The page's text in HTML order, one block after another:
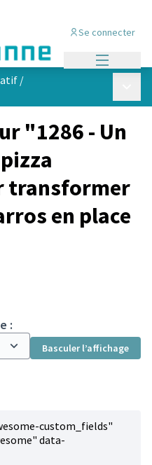
Se connecter
/
"1286 - Un
transformer
en place
:
Basculer l’affichage
custom_fields"
data-